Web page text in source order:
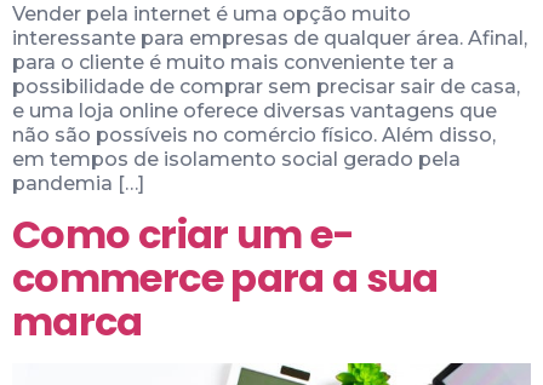
Vender pela internet é uma opção muito
interessante para empresas de qualquer área. Afinal,
para o cliente é muito mais conveniente ter a
possibilidade de comprar sem precisar sair de casa,
e uma loja online oferece diversas vantagens que
não são possíveis no comércio físico. Além disso,
em tempos de isolamento social gerado pela
pandemia […]
Como criar um e-
commerce para a sua
marca